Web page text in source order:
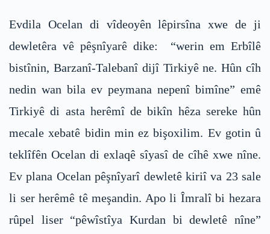
Evdila Ocelan di vîdeoyên lêpirsîna xwe de ji
dewletêra vê pêşnîyarê dike: “werin em Erbîlê
bistînin, Barzanî-Talebanî dijî Tirkiyê ne. Hûn cîh
nedin wan bila ev peymana nepenî bimîne” emê
Tirkiyê di asta herêmî de bikîn hêza sereke hûn
mecale xebatê bidin min ez bişoxilim. Ev gotin û
teklîfên Ocelan di exlaqê sîyasî de cîhê xwe nîne.
Ev plana Ocelan pêşnîyarî dewletê kiriî va 23 sale
li ser herêmê tê meşandin. Apo li Îmralî bi hezara
rûpel liser “pêwîstîya Kurdan bi dewletê nîne”